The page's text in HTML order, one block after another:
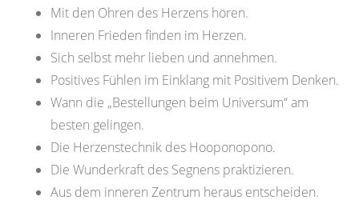
Mit den Ohren des Herzens hören.
Inneren Frieden finden im Herzen.
Sich selbst mehr lieben und annehmen.
Positives Fühlen im Einklang mit Positivem Denken.
Wann die „Bestellungen beim Universum“ am
besten gelingen.
Die Herzenstechnik des Hooponopono.
Die Wunderkraft des Segnens praktizieren.
Aus dem inneren Zentrum heraus entscheiden.